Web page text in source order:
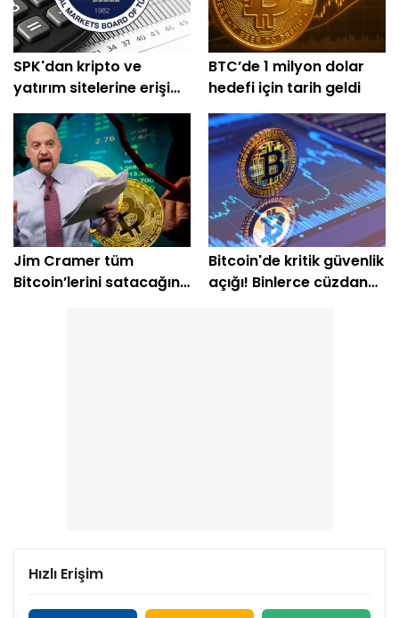
SPK'dan kripto ve
yatırım sitelerine erişim
engeli
BTC’de 1 milyon dolar
hedefi için tarih geldi
Jim Cramer tüm
Bitcoin’lerini satacağını
Bitcoin'de kritik güvenlik
açığı! Binlerce cüzdan
Hızlı Erişim